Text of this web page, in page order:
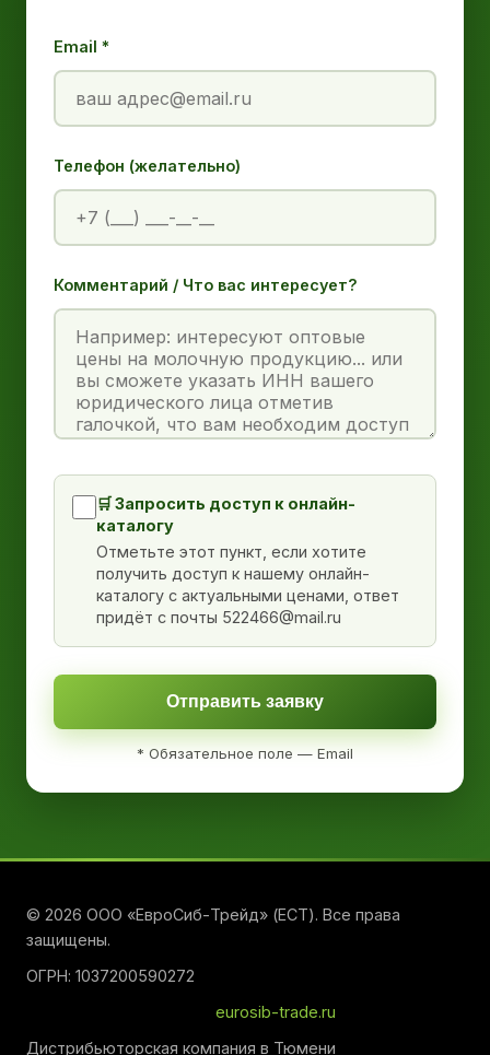
Email *
Телефон (желательно)
Комментарий / Что вас интересует?
🛒 Запросить доступ к онлайн-
каталогу
Отметьте этот пункт, если хотите
получить доступ к нашему онлайн-
каталогу с актуальными ценами, ответ
придёт с почты 522466@mail.ru
Отправить заявку
* Обязательное поле — Email
© 2026 ООО «ЕвроСиб-Трейд» (ЕСТ). Все права
защищены.
ОГРН: 1037200590272
eurosib-trade.ru
Дистрибьюторская компания в Тюмени